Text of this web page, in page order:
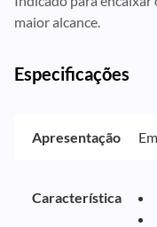
maior alcance.
Especificações
Apresentação
Característica